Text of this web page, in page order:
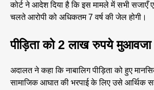
कोर्ट ने आदेश दिया है कि इस मामले में सभी
चलते आरोपी को अधिकतम 7 वर्ष की जेल होगी।
पीड़िता को 2 लाख रुपये मुआवजा
अदालत ने कहा कि नाबालिग पीड़िता को हुए
सामाजिक आघात की भरपाई के लिए उसे आर्थिक